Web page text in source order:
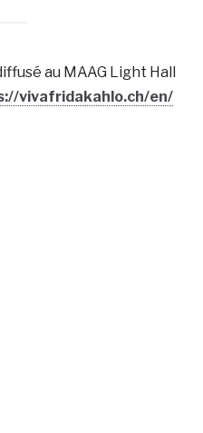
au MAAG Light Hall
vivafridakahlo.ch/en/